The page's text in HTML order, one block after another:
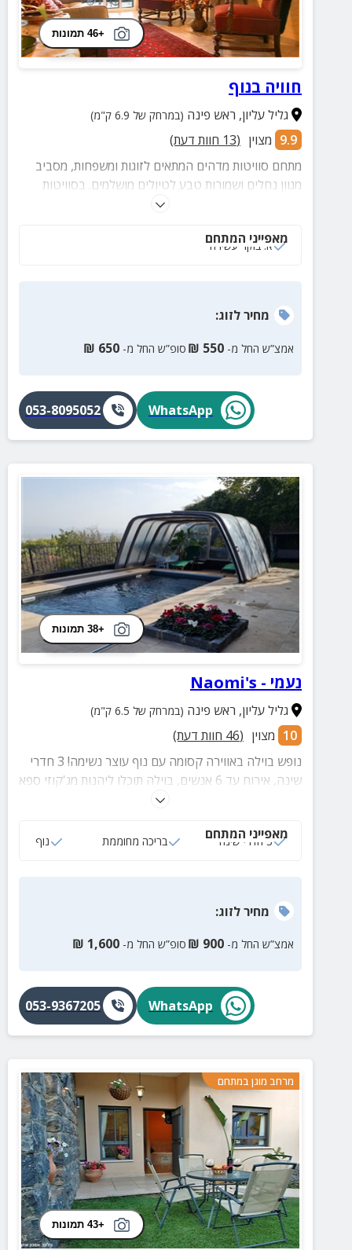
+46 תמונות
חוויה בנוף
גליל עליון, ראש פינה (במרחק של 6.9 ק"מ)
9.9 מצוין (
13 חוות דעת)
מתחם סוויטות מדהים המתאים לזוגות ומשפחות, מסביב
מגוון נחלים ושמורות טבע לטיולים מושלמים. בסוויטות
תיהנו מג'קוזי פרטי וחצר מטופחת ופסטורלית, כל
מאפייני המתחם
א. בוקר עשירה
מחירלזוג:
אמצ”ש החל מ- 550
₪ סופ”ש החל מ- 650
₪
WhatsApp
053-8095052
+38 תמונות
נעמי - Naomi's
גליל עליון, ראש פינה (במרחק של 6.5 ק"מ)
10 מצוין (
46 חוות דעת)
נופש בוילה באווירה קסומה עם נוף עוצר נשימה! 3 חדרי
שינה, אירוח עד 6 אנשים, בוילה תוכלו ליהנות מג'קוזי ספא
מפנק, בריכה פרטית מקורה, מטבח מצויד, חדרי שינה עם
מאפייני המתחם
3 חדרי שינה בריכה מחוממת נוף
מחירלזוג:
אמצ”ש החל מ- 900
₪ סופ”ש החל מ- 1,600
₪
WhatsApp
053-9367205
מרחב מוגן במתחם
+43 תמונות